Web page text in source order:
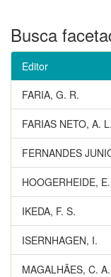
Busca
Editor
FARIA, G. R.
FARIAS NETO, A.
FERNANDES
HOOGERHEIDE,
IKEDA, F. S.
ISERNHAGEN, I.
MAGALHÃES, C.